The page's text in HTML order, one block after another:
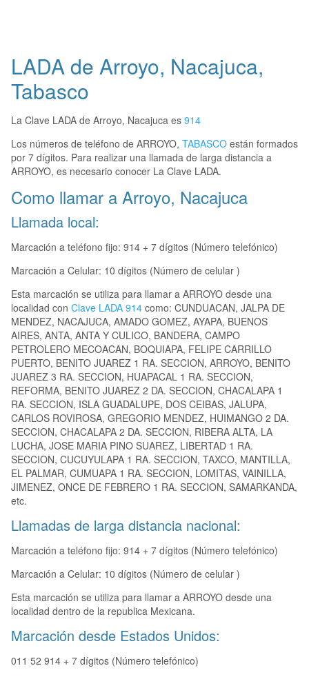
LADA de Arroyo, Nacajuca,
Tabasco
La Clave LADA de Arroyo, Nacajuca es 914
Los números de teléfono de ARROYO, TABASCO están formados
por 7 dígitos. Para realizar una llamada de larga distancia a
ARROYO, es necesario conocer La Clave LADA.
Como llamar a Arroyo, Nacajuca
Llamada local:
Marcación a teléfono fijo: 914 + 7 dígitos (Número telefónico)
Marcación a Celular: 10 dígitos (Número de celular )
Esta marcación se utiliza para llamar a ARROYO desde una
localidad con Clave LADA 914 como: CUNDUACAN, JALPA DE
MENDEZ, NACAJUCA, AMADO GOMEZ, AYAPA, BUENOS
AIRES, ANTA, ANTA Y CULICO, BANDERA, CAMPO
PETROLERO MECOACAN, BOQUIAPA, FELIPE CARRILLO
PUERTO, BENITO JUAREZ 1 RA. SECCION, ARROYO, BENITO
JUAREZ 3 RA. SECCION, HUAPACAL 1 RA. SECCION,
REFORMA, BENITO JUAREZ 2 DA. SECCION, CHACALAPA 1
RA. SECCION, ISLA GUADALUPE, DOS CEIBAS, JALUPA,
CARLOS ROVIROSA, GREGORIO MENDEZ, HUIMANGO 2 DA.
SECCION, CHACALAPA 2 DA. SECCION, RIBERA ALTA, LA
LUCHA, JOSE MARIA PINO SUAREZ, LIBERTAD 1 RA.
SECCION, CUCUYULAPA 1 RA. SECCION, TAXCO, MANTILLA,
EL PALMAR, CUMUAPA 1 RA. SECCION, LOMITAS, VAINILLA,
JIMENEZ, ONCE DE FEBRERO 1 RA. SECCION, SAMARKANDA,
etc.
Llamadas de larga distancia nacional:
Marcación a teléfono fijo: 914 + 7 dígitos (Número telefónico)
Marcación a Celular: 10 dígitos (Número de celular )
Esta marcación se utiliza para llamar a ARROYO desde una
localidad dentro de la republica Mexicana.
Marcación desde Estados Unidos:
011 52 914 + 7 dígitos (Número telefónico)